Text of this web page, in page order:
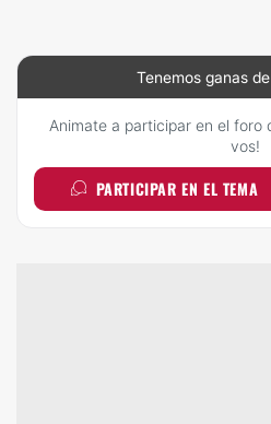
Tenemos ganas
Animate a participar en el foro
vos!
PARTICIPAR EN EL TEMA